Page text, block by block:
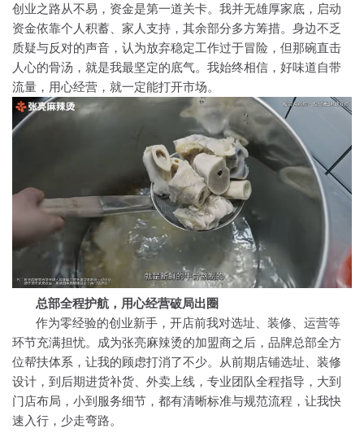
创业之路从不易，资金是第一道关卡。我并无雄厚家底，启动
资金依靠个人积蓄、家人支持，其余部分多方筹措。身边不乏
质疑与反对的声音 ，认为放弃稳定工作过于冒险，但那碗直击
人心的骨汤，就是我最坚定的底气。我始终相信，好味道自带
流量，用心经营，就一定能打开市场。
总部全程护航，用心经营破局出圈
作为零经验的创业新手，开店前我对选址、装修、运营等
环节充满担忧。
成为张亮麻辣烫的加盟商之后 ， 品牌总部全方
位帮扶体系，让我的 顾虑打消了不少。从前期店铺选址、装修
设计，到后期进货补货、外卖上线，专业团队全程指导，大到
门店布局，小到服务细节，都有清晰标准与规范流程，让我快
速入行，少走弯路。